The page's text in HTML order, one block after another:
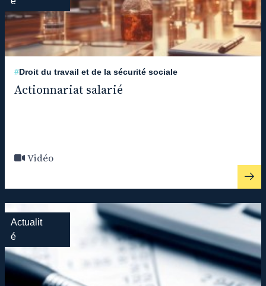
#Droit du travail et de la sécurité sociale
Actionnariat salarié
Vidéo
Actualit
é